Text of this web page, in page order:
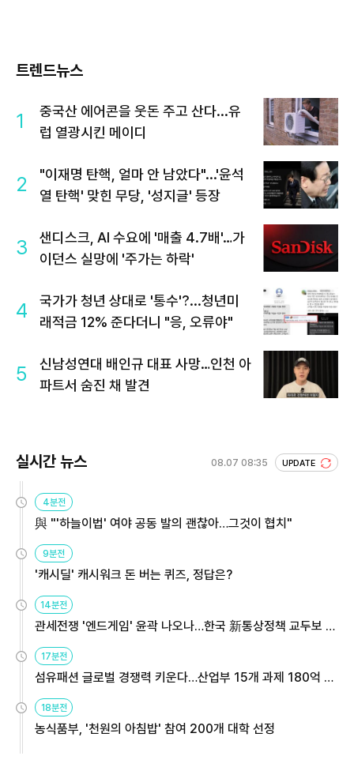
트렌드뉴스
1
중국산 에어콘을 웃돈 주고 산다...유
럽 열광시킨 메이디
2
"이재명 탄핵, 얼마 안 남았다"...'윤석
열 탄핵' 맞힌 무당, '성지글' 등장
3
샌디스크, AI 수요에 '매출 4.7배'…가
이던스 실망에 '주가는 하락'
4
국가가 청년 상대로 '통수'?...청년미
래적금 12% 준다더니 "응, 오류야"
5
신남성연대 배인규 대표 사망…인천 아
파트서 숨진 채 발견
실시간 뉴스 08.07 08:35 UPDATE
4분전
與 "'하늘이법' 여야 공동 발의 괜찮아…그것이 협치"
9분전
'캐시딜' 캐시워크 돈 버는 퀴즈, 정답은?
14분전
관세전쟁 '엔드게임' 윤곽 나오나…한국 新통상정책 교두보 활
17분전
섬유패션 글로벌 경쟁력 키운다…산업부 15개 과제 180억 지
18분전
농식품부, '천원의 아침밥' 참여 200개 대학 선정